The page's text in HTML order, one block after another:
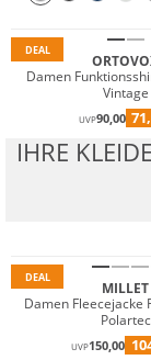
DEAL
Nachhaltig
Damen
Vintage
UVP90,00
IHRE
DEAL
MILLET
Damen Fleecejacke
Polartec
UVP150,00